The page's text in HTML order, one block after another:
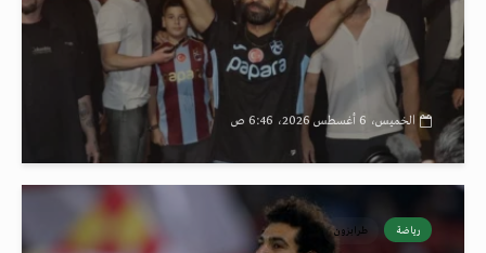
الخميس، 6 أغسطس 2026، 6:46 ص
رياضة طرابزون